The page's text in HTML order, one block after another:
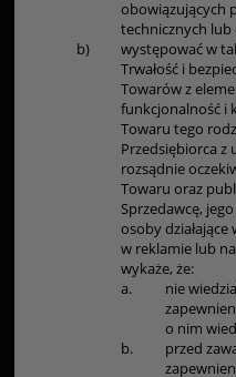
obowiązujących
technicznych
b)
występować w
Trwałość i
Towarów z
funkcjonalność i
Towaru tego
Przedsiębiorca
rozsądnie
Towaru oraz
Sprzedawcę,
osoby działające
w reklamie lub
wykaże, że:
a.
nie
o nim
b.
przed